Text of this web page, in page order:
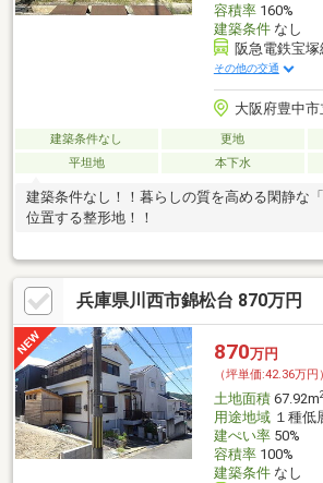
容積率160%
建築条件なし
阪急電鉄宝
その他の交通
大阪府豊中市
建築条件なし 更地
平坦地
本下水
建築条件なし！！暮らしの質を高める閑静な
位置する整形地！！
兵庫県川西市錦松台 870万円
870万円
（坪単価:42.36万円）
土地面積67.92m
用途地域１種低
建ぺい率50%
容積率100%
建築条件なし